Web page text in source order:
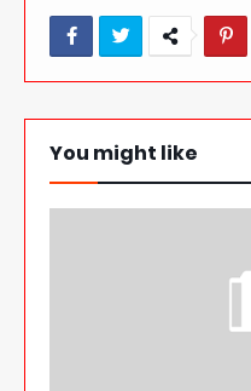
You might like